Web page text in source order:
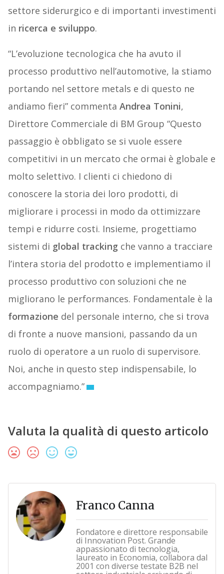
settore siderurgico e di importanti investimenti
in ricerca e sviluppo.
“L’evoluzione tecnologica che ha avuto il
processo produttivo nell’automotive, la stiamo
portando nel settore metals e di questo ne
andiamo fieri” commenta Andrea Tonini,
Direttore Commerciale di BM Group “Questo
passaggio è obbligato se si vuole essere
competitivi in un mercato che ormai è globale e
molto selettivo. I clienti ci chiedono di
conoscere la storia dei loro prodotti, di
migliorare i processi in modo da ottimizzare
tempi e ridurre costi. Insieme, progettiamo
sistemi di global tracking che vanno a tracciare
l’intera storia del prodotto e implementiamo il
processo produttivo con soluzioni che ne
migliorano le performances. Fondamentale è la
formazione del personale interno, che si trova
di fronte a nuove mansioni, passando da un
ruolo di operatore a un ruolo di supervisore.
Noi, anche in questo step indispensabile, lo
accompagniamo.”
Valuta la qualità di questo articolo
Franco Canna
Fondatore e direttore responsabile
di Innovation Post. Grande
appassionato di tecnologia,
laureato in Economia, collabora dal
2001 con diverse testate B2B nel